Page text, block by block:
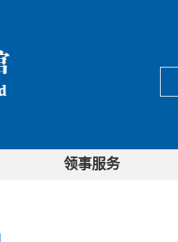
领事服务